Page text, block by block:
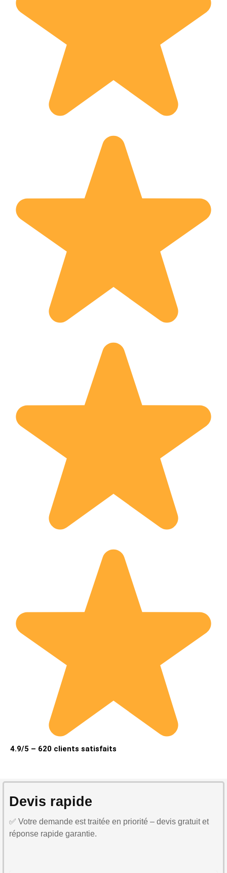
4.9/5 – 620 clients satisfaits
Devis rapide
✅ Votre demande est traitée en priorité – devis gratuit et
réponse rapide garantie.